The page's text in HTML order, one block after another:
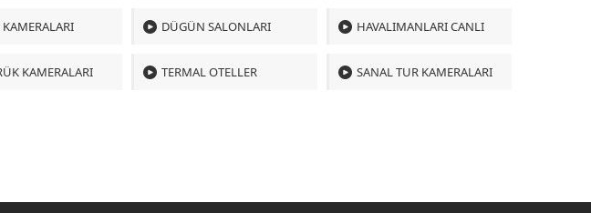
DÜGÜN SALONLARI HAVALIMANLARI CANLI
KAMERALARI TERMAL OTELLER SANAL TUR KAMERALARI